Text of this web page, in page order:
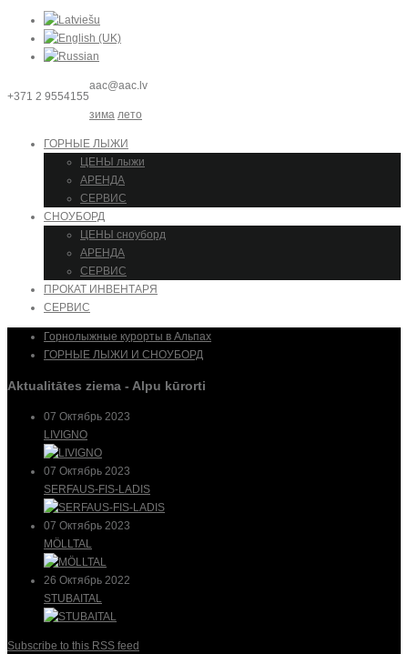
+371 2 9554155
aac@aac.lv
зима лето
ГОРНЫЕ ЛЫЖИ
ЦЕНЫ лыжи
АРЕНДА
СЕРВИС
СНОУБОРД
ЦЕНЫ сноуборд
АРЕНДА
СЕРВИС
ПРОКАТ ИНВЕНТАРЯ
СЕРВИС
Горнолыжные курорты в Альпах
ГОРНЫЕ ЛЫЖИ И СНОУБОРД
Aktualitātes ziema - Alpu kūrorti
07 Октябрь 2023
LIVIGNO
07 Октябрь 2023
SERFAUS-FIS-LADIS
07 Октябрь 2023
MÖLLTAL
26 Октябрь 2022
STUBAITAL
Subscribe to this RSS feed